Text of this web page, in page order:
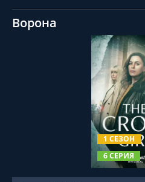
Ворона
1 СЕЗОН
6 СЕРИЯ
СМОТРЕТЬ